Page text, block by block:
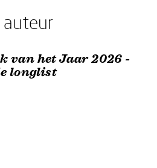
auteur
van het Jaar 2026 -
longlist